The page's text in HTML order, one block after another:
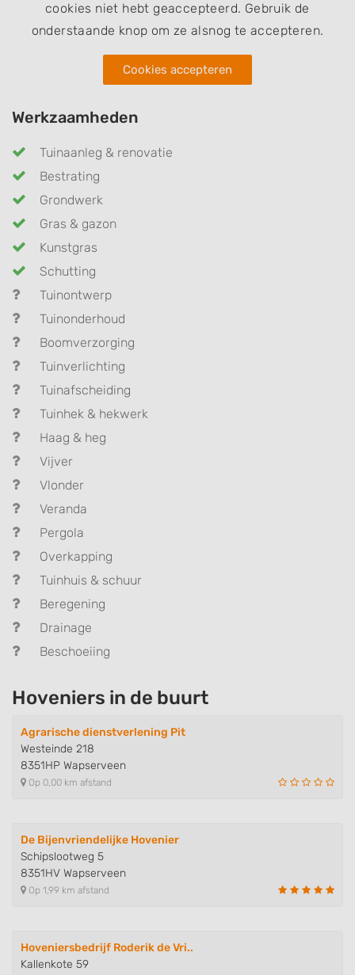
cookies niet hebt geaccepteerd. Gebruik de
onderstaande knop om ze alsnog te accepteren.
Cookies accepteren
Werkzaamheden
Tuinaanleg & renovatie
Bestrating
Grondwerk
Gras & gazon
Kunstgras
Schutting
Tuinontwerp
Tuinonderhoud
Boomverzorging
Tuinverlichting
Tuinafscheiding
Tuinhek & hekwerk
Haag & heg
Vijver
Vlonder
Veranda
Pergola
Overkapping
Tuinhuis & schuur
Beregening
Drainage
Beschoeiing
Hoveniers in de buurt
Agrarische dienstverlening Pit
Westeinde 218
8351HP Wapserveen
Op 0,00 km afstand
De Bijenvriendelijke Hovenier
Schipslootweg 5
8351HV Wapserveen
Op 1,99 km afstand
Hoveniersbedrijf Roderik de Vri..
Kallenkote 59